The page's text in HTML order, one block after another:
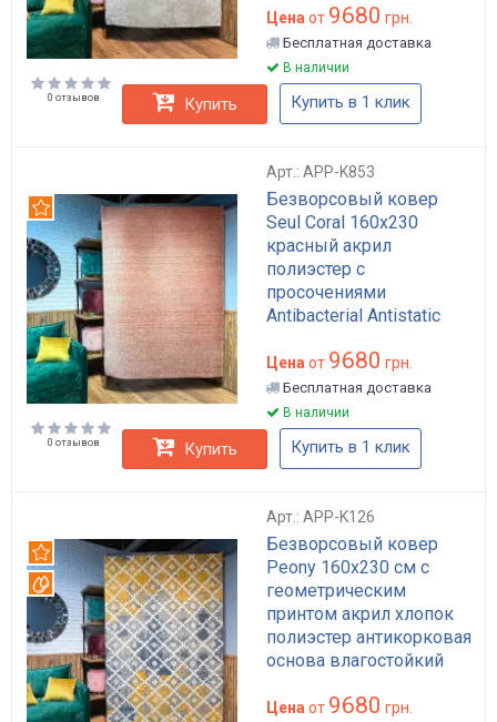
APP-K845
Цена от 9680 грн.
Бесплатная доставка
В наличии
0 отзывов Купить Купить в 1 клик
Арт.: APP-K853
Безворсовый ковер
Seul Coral 160x230
красный акрил
полиэстер с
просочениями
Antibacterial Antistatic
гостиную арт: APP-K853
Рекомендуем
Цена от 9680 грн.
Бесплатная доставка
В наличии
0 отзывов Купить Купить в 1 клик
Арт.: APP-K126
Безворсовый ковер
Peony 160x230 см с
геометрическим
принтом акрил хлопок
полиэстер антикорковая
основа влагостойкий
K126
Рекомендуем
Вотерпруф
Цена от 9680 грн.